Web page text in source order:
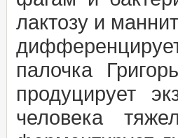
лактозу и
палочка
продуцирует
человека